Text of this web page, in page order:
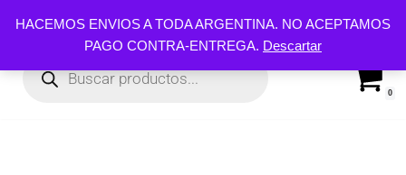
HACEMOS ENVIOS A TODA ARGENTINA. NO ACEPTAMOS
PAGO CONTRA-ENTREGA. Descartar
al
contenido
0